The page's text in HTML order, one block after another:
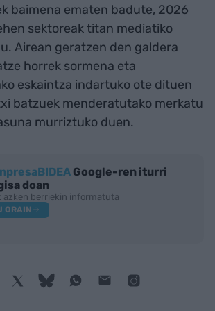
baimena ematen badute, 2026
sektoreak titan mediatiko
Airean geratzen den galdera
horrek sormena eta
eskaintza indartuko ote dituen
batzuek menderatutako merkatu
murriztuko duen.
Google-ren iturri
doan
azken berriekin informatuta
ORAIN